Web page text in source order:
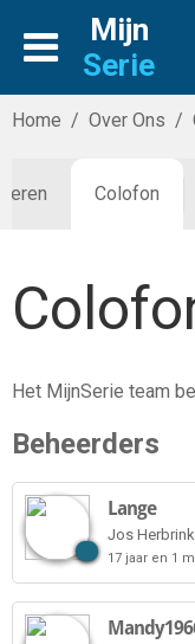
Mijn
Serie
Home / Over Ons /
Colofon
Het MijnSerie team
Beheerders
Lange
Jos Herbrink
17 jaar en 1